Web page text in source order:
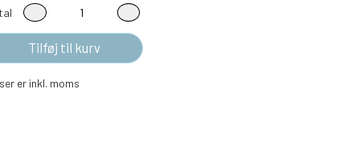
Tilføj til kurv
er inkl. moms